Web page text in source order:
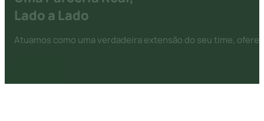
Lado a Lado
Atuamos como uma verdadeira extensão do seu time,